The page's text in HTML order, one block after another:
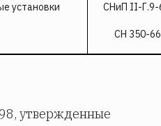
установки СНиП II-Г.9-
СН 350-66
утвержденные